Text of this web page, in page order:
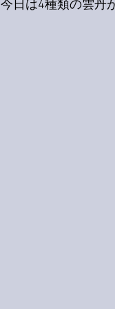
今日は4種類の雲丹